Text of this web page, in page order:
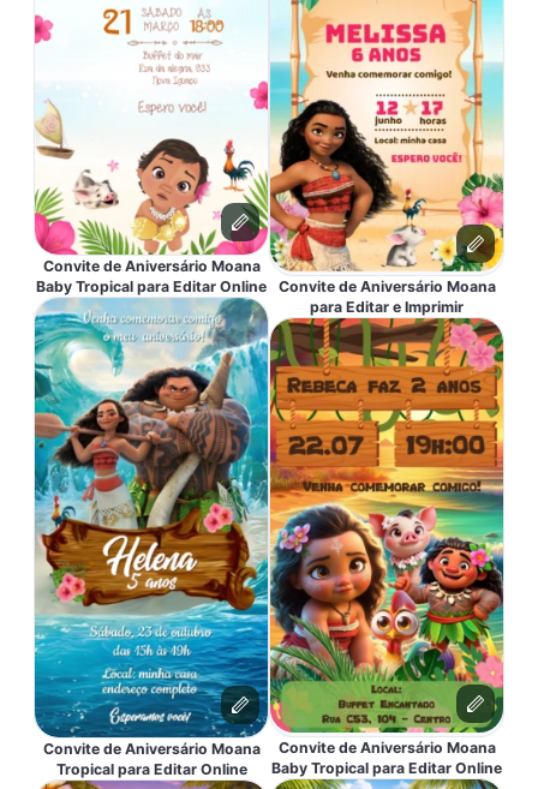
Convite de Aniversário Moana
Baby Tropical para Editar Online
Convite de Aniversário Moana
Tropical para Editar Online
Convite de Aniversário Moana
para Editar e Imprimir
Convite de Aniversário Moana
Baby Tropical para Editar Online